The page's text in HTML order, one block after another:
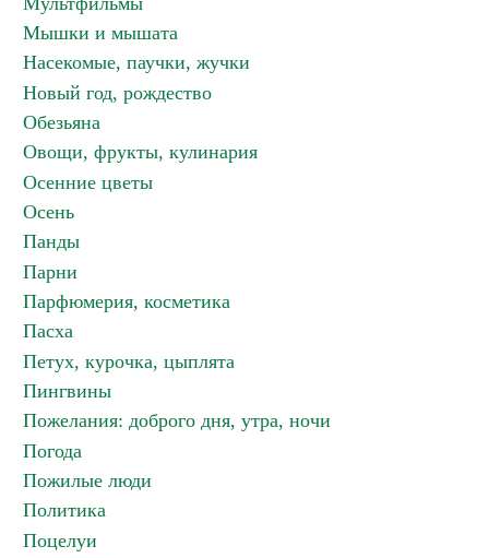
Мышки и мышата
Насекомые, паучки, жучки
Новый год, рождество
Обезьяна
Овощи, фрукты, кулинария
Осенние цветы
Осень
Панды
Парни
Парфюмерия, косметика
Пасха
Петух, курочка, цыплята
Пингвины
Пожелания: доброго дня, утра, ночи
Погода
Пожилые люди
Политика
Поцелуи